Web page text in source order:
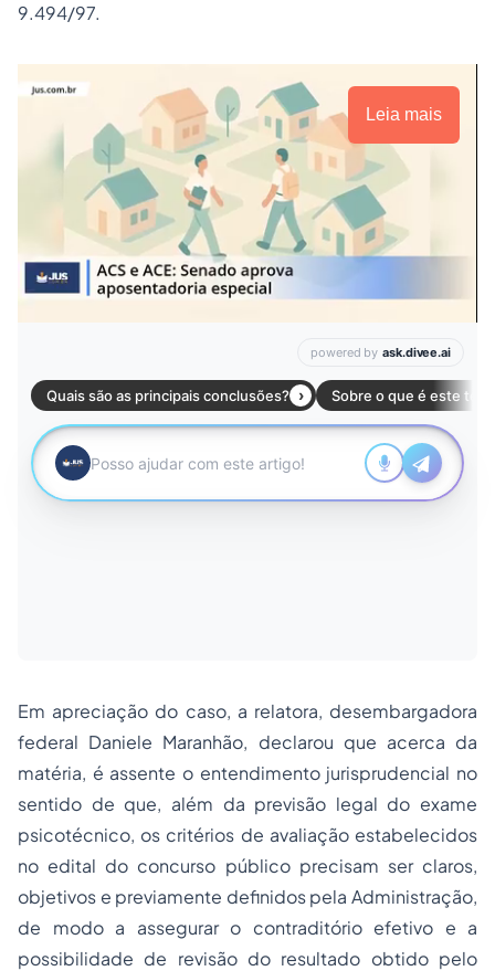
9.494/97.
Leia mais
Em apreciação do caso, a relatora, desembargadora
federal Daniele Maranhão, declarou que acerca da
matéria, é assente o entendimento jurisprudencial no
sentido de que, além da previsão legal do exame
psicotécnico, os critérios de avaliação estabelecidos
no edital do concurso público precisam ser claros,
objetivos e previamente definidos pela Administração,
de modo a assegurar o contraditório efetivo e a
possibilidade de revisão do resultado obtido pelo